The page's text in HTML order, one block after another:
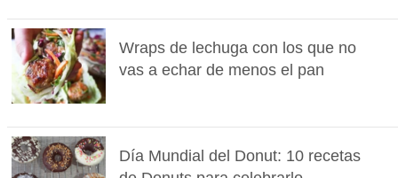
Wraps de lechuga con los que no
vas a echar de menos el pan
Día Mundial del Donut: 10 recetas